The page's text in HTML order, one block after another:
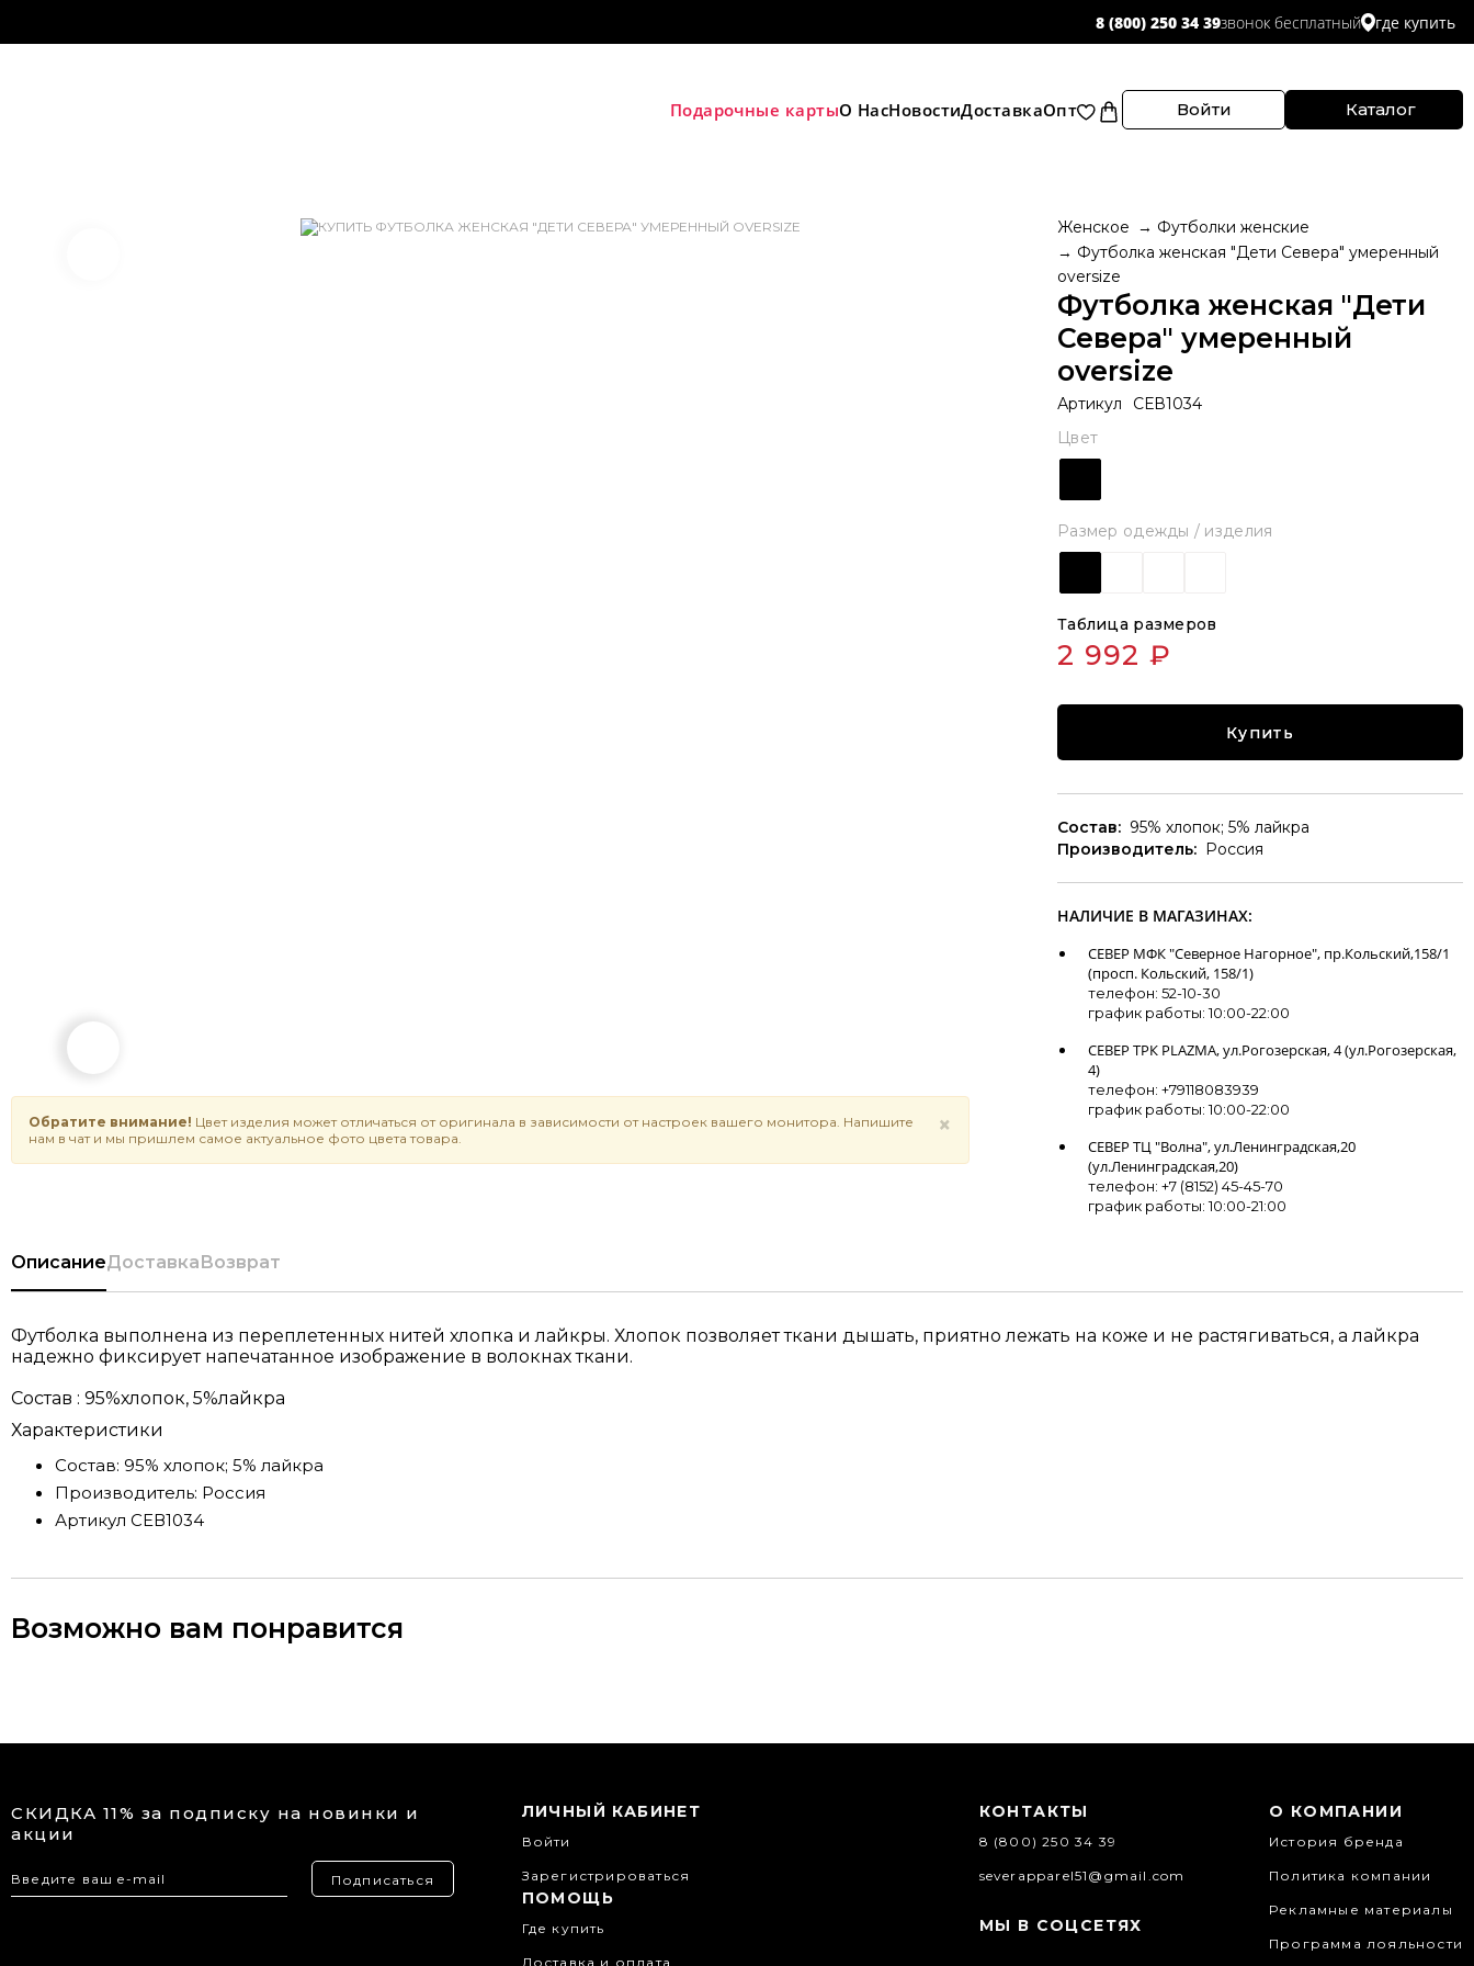
8 (800) 250 34 39звонок бесплатный где купить
Подарочные картыО НасНовостиДоставкаОпт Войти Каталог
×
Обратите внимание! Цвет изделия может отличаться от оригинала в зависимости от настроек вашего монитора. Напишите
нам в чат и мы пришлем самое актуальное фото цвета товара.
Женское
Футболки женские
Футболка женская "Дети Севера" умеренный
oversize
Футболка женская "Дети
Севера" умеренный
oversize
Артикул
СЕВ1034
Цвет
Размер одежды / изделия
Таблица размеров
2 992 ₽
Купить
Состав: 95% хлопок; 5% лайкра
Производитель: Россия
НАЛИЧИЕ В МАГАЗИНАХ:
СЕВЕР МФК "Северное Нагорное", пр.Кольский,158/1
(просп. Кольский, 158/1)
телефон: 52-10-30
график работы: 10:00-22:00
СЕВЕР ТРК PLAZMA, ул.Рогозерская, 4 (ул.Рогозерская,
4)
телефон: +79118083939
график работы: 10:00-22:00
СЕВЕР ТЦ "Волна", ул.Ленинградская,20
(ул.Ленинградская,20)
телефон: +7 (8152) 45-45-70
график работы: 10:00-21:00
ОписаниеДоставкаВозврат
Футболка выполнена из переплетенных нитей хлопка и лайкры. Хлопок позволяет ткани дышать, приятно лежать на коже и не растягиваться, а лайкра
надежно фиксирует напечатанное изображение в волокнах ткани.
Состав : 95%хлопок, 5%лайкра
Характеристики
Состав: 95% хлопок; 5% лайкра
Производитель: Россия
Артикул СЕВ1034
Возможно вам понравится
СКИДКА 11% за подписку на новинки и
акции
Подписаться
ЛИЧНЫЙ КАБИНЕТ
Войти
Зарегистрироваться
ПОМОЩЬ
Где купить
Доставка и оплата
КОНТАКТЫ
8 (800) 250 34 39
severapparel51@gmail.com
МЫ В СОЦСЕТЯХ
О КОМПАНИИ
История бренда
Политика компании
Рекламные материалы
Программа лояльности